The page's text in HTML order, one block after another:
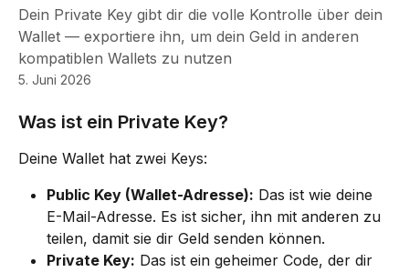
Dein Private Key gibt dir die volle Kontrolle über dein
Wallet — exportiere ihn, um dein Geld in anderen
kompatiblen Wallets zu nutzen
5. Juni 2026
Was ist ein Private Key?
Deine Wallet hat zwei Keys:
Public Key (Wallet-Adresse): Das ist wie deine
E-Mail-Adresse. Es ist sicher, ihn mit anderen zu
teilen, damit sie dir Geld senden können.
Private Key: Das ist ein geheimer Code, der dir